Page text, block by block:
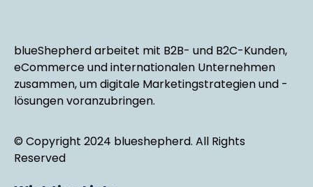
blueShepherd arbeitet mit B2B- und B2C-Kunden,
eCommerce und internationalen Unternehmen
zusammen, um digitale Marketingstrategien und -
lösungen voranzubringen.
© Copyright 2024 blueshepherd. All Rights
Reserved